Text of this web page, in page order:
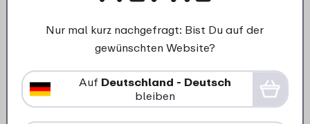
Angeboten.
Nur mal kurz nachgefragt: Bist Du auf der
gewünschten Website?
Auf Deutschland - Deutsch
bleiben